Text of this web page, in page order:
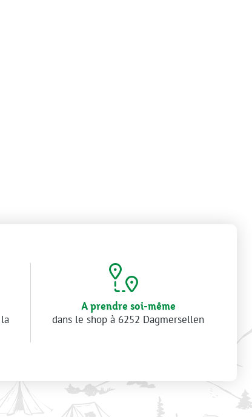
A prendre soi-même
dans le shop à 6252 Dagmersellen